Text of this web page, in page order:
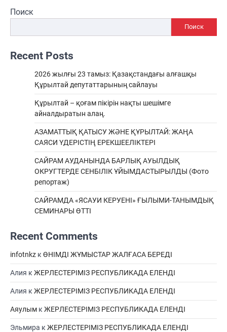
Поиск
Поиск
Recent Posts
2026 жылғы 23 тамыз: Қазақстандағы алғашқы
Құрылтай депутаттарының сайлауы
Құрылтай – қоғам пікірін нақты шешімге
айналдыратын алаң.
АЗАМАТТЫҚ ҚАТЫСУ ЖӘНЕ ҚҰРЫЛТАЙ: ЖАҢА
САЯСИ ҮДЕРІСТІҢ ЕРЕКШEЕЛІКТЕРІ
САЙРАМ АУДАНЫНДА БАРЛЫҚ АУЫЛДЫҚ
ОКРУГТЕРДЕ СЕНБІЛІК ҰЙЫМДАСТЫРЫЛДЫ (Фото
репортаж)
САЙРАМДА «ЯСАУИ КЕРУЕНІ» ҒЫЛЫМИ-ТАНЫМДЫҚ
СЕМИНАРЫ ӨТТІ
Recent Comments
infotnkz к ӨНІМДІ ЖҰМЫСТАР ЖАЛҒАСА БЕРЕДІ
Алия к ЖЕРЛЕСТЕРІМІЗ РЕСПУБЛИКАДА ЕЛЕНДІ
Алия к ЖЕРЛЕСТЕРІМІЗ РЕСПУБЛИКАДА ЕЛЕНДІ
Аяулым к ЖЕРЛЕСТЕРІМІЗ РЕСПУБЛИКАДА ЕЛЕНДІ
Эльмира к ЖЕРЛЕСТЕРІМІЗ РЕСПУБЛИКАДА ЕЛЕНДІ